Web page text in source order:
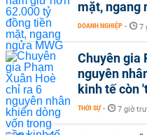
mặt, ngang
DOANH NGHIỆP - 7
Chuyên gia
nguyên
kinh tế còn
THỜI SỰ - 7 giờ